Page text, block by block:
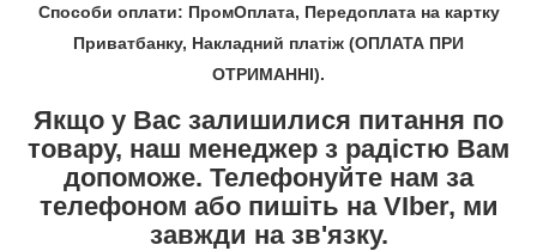
Способи оплати: ПромОплата, Передоплата на картку
Приватбанку, Накладний платіж (ОПЛАТА ПРИ
ОТРИМАННІ).
Якщо у Вас залишилися питання по
товару, наш менеджер з радістю Вам
допоможе. Телефонуйте нам за
телефоном або пишіть на VIber, ми
завжди на зв'язку.